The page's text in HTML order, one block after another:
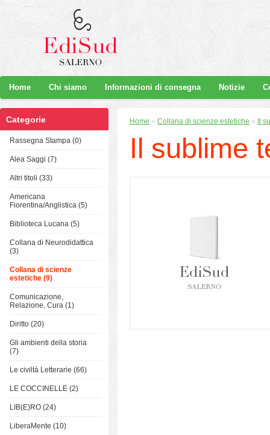
Home Chi siamo Informazioni di consegna Notizie
Categorie
Rassegna Stampa (0)
Alea Saggi (7)
Altri titoli (33)
Americana
Fiorentina/Anglistica (5)
Biblioteca Lucana (5)
Collana di Neurodidattica
(3)
Collana di scienze
estetiche (9)
Comunicazione,
Relazione, Cura (1)
Diritto (20)
Gli ambienti della storia
(7)
Le civiltà Letterarie (66)
LE COCCINELLE (2)
LIB(E)RO (24)
LiberaMente (10)
Home » Collana di scienze estetiche » Il
Il sublime